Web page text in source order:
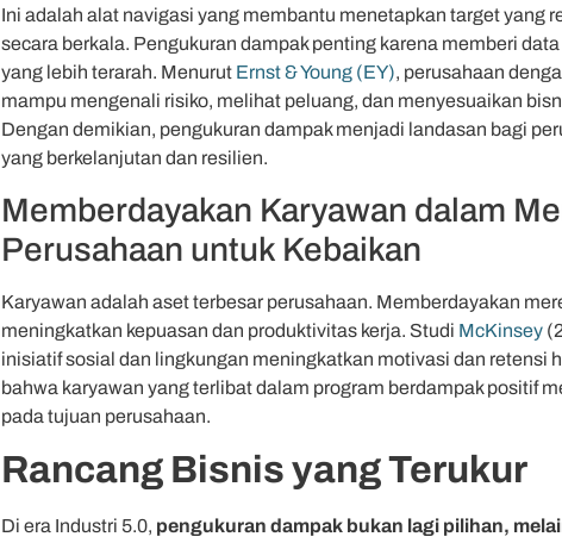
Ini adalah alat navigasi yang membantu menetapkan target yang
secara berkala. Pengukuran dampak penting karena memberi
yang lebih terarah. Menurut Ernst & Young (EY), perusahaan
mampu mengenali risiko, melihat peluang, dan menyesuaikan
Dengan demikian, pengukuran dampak menjadi landasan bagi
yang berkelanjutan dan resilien.
Memberdayakan Karyawan dalam
Perusahaan untuk Kebaikan
Karyawan adalah aset terbesar perusahaan. Memberdayakan
meningkatkan kepuasan dan produktivitas kerja. Studi McKinsey
inisiatif sosial dan lingkungan meningkatkan motivasi dan retensi
bahwa karyawan yang terlibat dalam program berdampak positif
pada tujuan perusahaan.
Rancang Bisnis yang Terukur
Di era Industri 5.0, pengukuran dampak bukan lagi pilihan,